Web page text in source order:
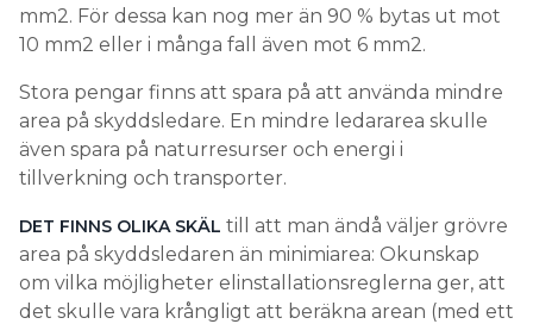
mm2. För dessa kan nog mer än 90 % bytas ut mot
10 mm2 eller i många fall även mot 6 mm2.
Stora pengar finns att spara på att använda mindre
area på skyddsledare. En mindre ledararea skulle
även spara på naturresurser och energi i
tillverkning och transporter.
DET FINNS OLIKA SKÄL till att man ändå väljer grövre
area på skyddsledaren än minimiarea: Okunskap
om vilka möjligheter elinstallationsreglerna ger, att
det skulle vara krångligt att beräkna arean (med ett